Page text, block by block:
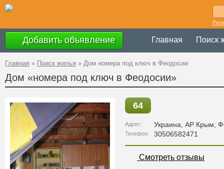
Добавить объявление Главная Поиск
Главная » Поиск жилья » Дом номера под ключ в Феодосии
Дом «номера под ключ в Феодосии»
64
Адрес: Украина АР Крым ,
Телефон: 30506582471
Смотреть отзывы